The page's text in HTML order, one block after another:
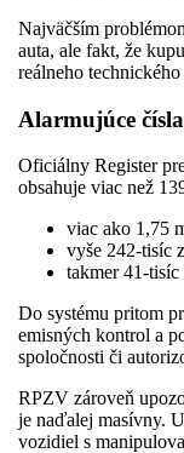
Najväčším
auta, ale fakt, že
reálneho technického
Alarmujúce
Oficiálny Register
obsahuje viac než
viac ako 1,75
vyše 242-tisíc
takmer 41-tisíc
Do systému pritom
emisných kontrol a
spoločnosti či
RPZV zároveň
je naďalej masívny.
vozidiel s